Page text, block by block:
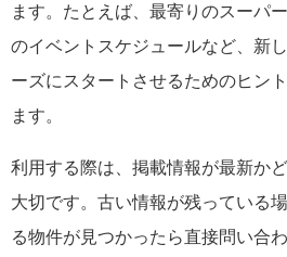
ます。たとえば、最寄りのスーパ
のイベントスケジュールなど、新
ーズにスタートさせるためのヒン
ます。
利用する際は、掲載情報が最新か
大切です。古い情報が残っている
る物件が見つかったら直接問い合